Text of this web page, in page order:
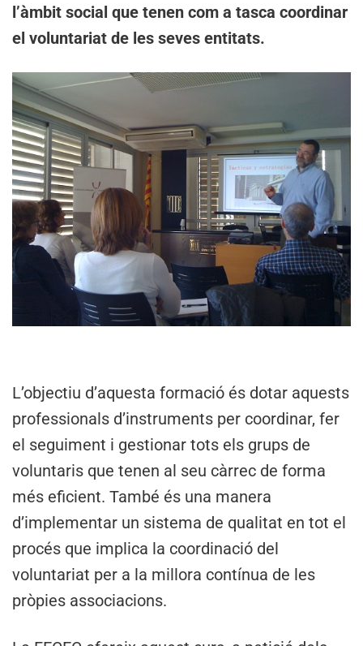
l’àmbit social que tenen com a tasca coordinar
el voluntariat de les seves entitats.
L’objectiu d’aquesta formació és dotar aquests
professionals d’instruments per coordinar, fer
el seguiment i gestionar tots els grups de
voluntaris que tenen al seu càrrec de forma
més eficient. També és una manera
d’implementar un sistema de qualitat en tot el
procés que implica la coordinació del
voluntariat per a la millora contínua de les
pròpies associacions.